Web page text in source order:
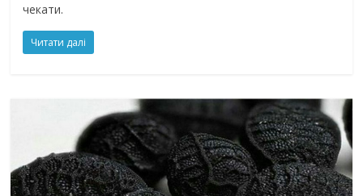
чекати.
Читати далі